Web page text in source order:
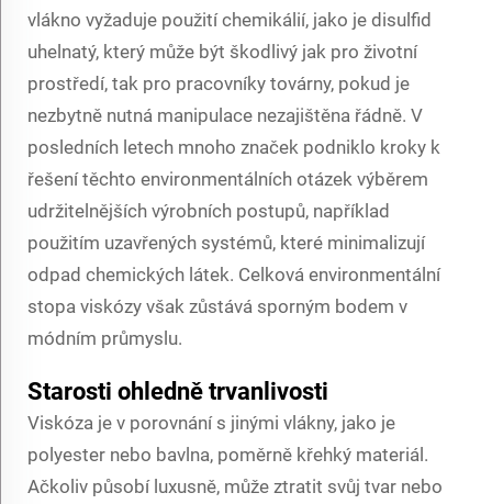
vlákno vyžaduje použití chemikálií, jako je disulfid
uhelnatý, který může být škodlivý jak pro životní
prostředí, tak pro pracovníky továrny, pokud je
nezbytně nutná manipulace nezajištěna řádně. V
posledních letech mnoho značek podniklo kroky k
řešení těchto environmentálních otázek výběrem
udržitelnějších výrobních postupů, například
použitím uzavřených systémů, které minimalizují
odpad chemických látek. Celková environmentální
stopa viskózy však zůstává sporným bodem v
módním průmyslu.
Starosti ohledně trvanlivosti
Viskóza je v porovnání s jinými vlákny, jako je
polyester nebo bavlna, poměrně křehký materiál.
Ačkoliv působí luxusně, může ztratit svůj tvar nebo